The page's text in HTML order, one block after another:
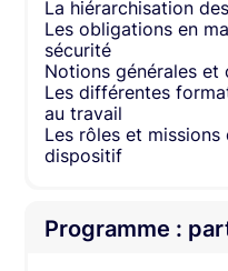
La hiérarchisation
Les obligations en
sécurité
Notions générales et
Les différentes
au travail
Les rôles et
dispositif
Programme :